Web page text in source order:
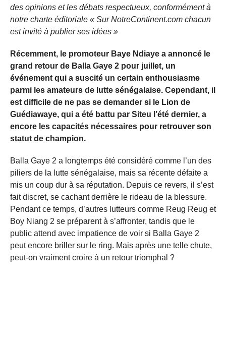
des opinions et les débats respectueux, conformément à
notre charte éditoriale « Sur NotreContinent.com chacun
est invité à publier ses idées »
Récemment, le promoteur Baye Ndiaye a annoncé le
grand retour de Balla Gaye 2 pour juillet, un
événement qui a suscité un certain enthousiasme
parmi les amateurs de lutte sénégalaise. Cependant, il
est difficile de ne pas se demander si le Lion de
Guédiawaye, qui a été battu par Siteu l’été dernier, a
encore les capacités nécessaires pour retrouver son
statut de champion.
Balla Gaye 2 a longtemps été considéré comme l’un des
piliers de la lutte sénégalaise, mais sa récente défaite a
mis un coup dur à sa réputation. Depuis ce revers, il s’est
fait discret, se cachant derrière le rideau de la blessure.
Pendant ce temps, d’autres lutteurs comme Reug Reug et
Boy Niang 2 se préparent à s’affronter, tandis que le
public attend avec impatience de voir si Balla Gaye 2
peut encore briller sur le ring. Mais après une telle chute,
peut-on vraiment croire à un retour triomphal ?